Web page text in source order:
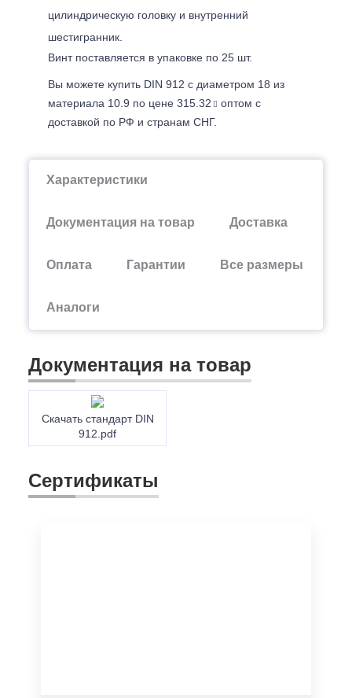
цилиндрическую головку и внутренний
шестигранник.
Винт поставляется в упаковке по 25 шт.
Вы можете купить DIN 912 с диаметром 18 из
материала 10.9 по цене 315.32
оптом с
доставкой по РФ и странам СНГ.
Характеристики
Документация на товар Доставка
Оплата Гарантии Все размеры
Аналоги
Документация на товар
Скачать стандарт DIN
912.pdf
Сертификаты